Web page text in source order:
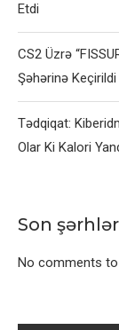
Etdi
CS2 Üzrə
Şəhərinə Keçirildi
Tədqiqat:
Olar Ki Kalori
Son şərhlər
No comments to